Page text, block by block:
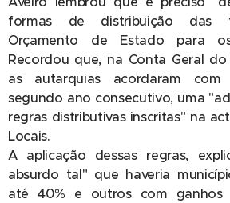
formas de distribuição das
Orçamento de Estado para
Recordou que, na Conta Geral
as autarquias acordaram
segundo ano consecutivo, uma
regras distributivas inscritas" na
Locais.
A aplicação dessas regras,
absurdo tal" que haveria
até 40% e outros com ganhos